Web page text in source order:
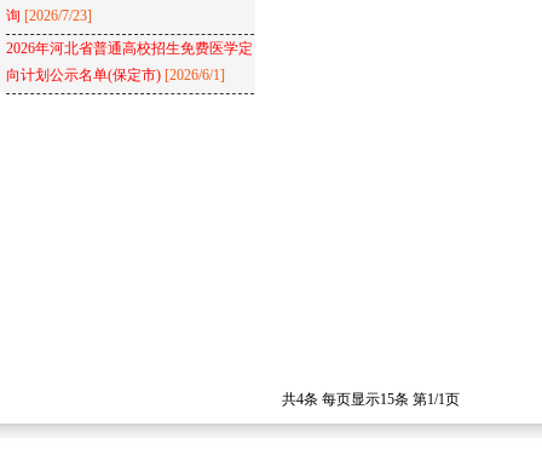
询 [2026/7/23]
2026年河北省普通高校招生免费医学定
向计划公示名单(保定市) [2026/6/1]
共4条 每页显示15条 第1/1页